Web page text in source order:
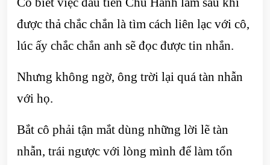
được thả chắc chắn là tìm cách liên lạc với cô,
lúc ấy chắc chắn anh sẽ đọc được tin nhắn.
Nhưng không ngờ, ông trời lại quá tàn nhẫn
với họ.
Bắt cô phải tận mắt dùng những lời lẽ tàn
nhẫn, trái ngược với lòng mình để làm tổn